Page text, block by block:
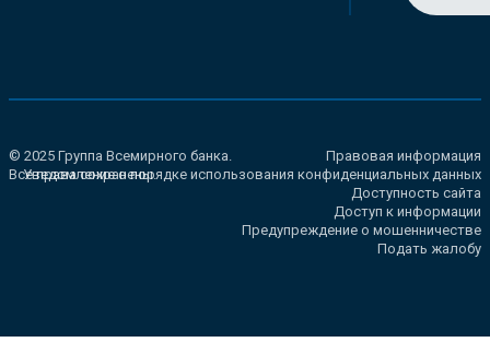
© 2025 Группа Всемирного банка.
Все права сохранены.
Правовая информация
Уведомление о порядке использования конфиденциальных данных
Доступность сайта
Доступ к информации
Предупреждение о мошенничестве
Подать жалобу